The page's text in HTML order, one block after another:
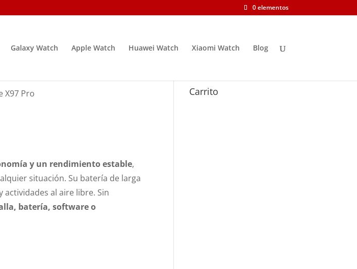
0 elementos
Galaxy Watch Apple Watch Huawei Watch Xiaomi Watch Blog
X97 Pro
y un rendimiento estable,
situación. Su batería de larga
al aire libre. Sin
batería, software o
Carrito